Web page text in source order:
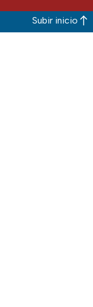
Subir inicio